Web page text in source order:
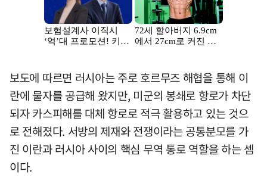
보도에 따르면 러시아는 주로 호르무즈 해협을 통해 이
란에 물자를 공급해 왔지만, 미군의 봉쇄로 항로가 차단
되자 카스피해를 대체 항로로 적극 활용하고 있는 것으
로 전해졌다. 서방의 제재와 전쟁이라는 공통분모를 가
진 이란과 러시아 사이의 핵심 무역 통로 역할을 하는 셈
이다.